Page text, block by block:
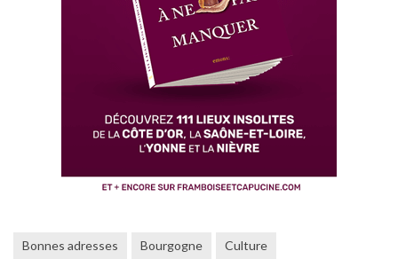
Bonnes adresses Bourgogne Culture